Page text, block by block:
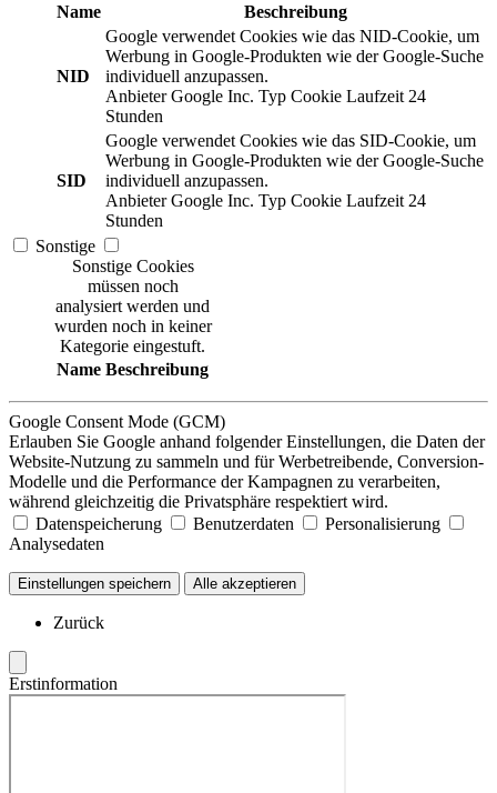
Name
Beschreibung
NID
Google verwendet Cookies wie das NID-Cookie, um
Werbung in Google-Produkten wie der Google-Suche
individuell anzupassen.
Anbieter Google Inc. Typ Cookie Laufzeit 24
Stunden
SID
Google verwendet Cookies wie das SID-Cookie, um
Werbung in Google-Produkten wie der Google-Suche
individuell anzupassen.
Anbieter Google Inc. Typ Cookie Laufzeit 24
Stunden
Sonstige
Sonstige Cookies
müssen noch
analysiert werden und
wurden noch in keiner
Kategorie eingestuft.
Name Beschreibung
Google Consent Mode (GCM)
Erlauben Sie Google anhand folgender Einstellungen, die Daten der
Website-Nutzung zu sammeln und für Werbetreibende, Conversion-
Modelle und die Performance der Kampagnen zu verarbeiten,
während gleichzeitig die Privatsphäre respektiert wird.
Datenspeicherung
Benutzerdaten
Personalisierung
Analysedaten
Einstellungen speichern Alle akzeptieren
Zurück
Erstinformation